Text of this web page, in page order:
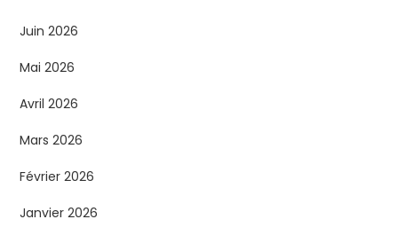
Juin 2026
Mai 2026
Avril 2026
Mars 2026
Février 2026
Janvier 2026